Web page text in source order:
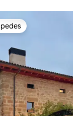
dos hóspedes